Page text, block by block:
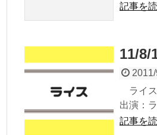
記事を
11/
ライ
出演：
記事を